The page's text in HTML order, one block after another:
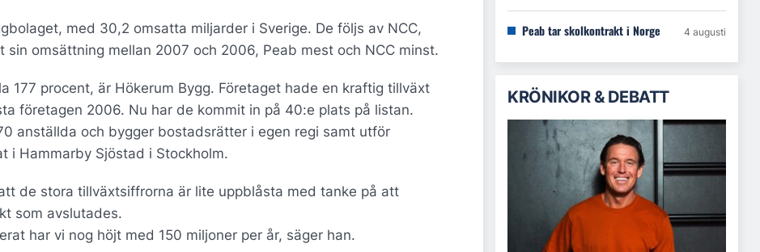
med 30,2 omsatta miljarder i Sverige. De följs av NCC,
omsättning mellan 2007 och 2006, Peab mest och NCC minst.
177 procent, är Hökerum Bygg. Företaget hade en kraftig tillväxt
företagen 2006. Nu har de kommit in på 40:e plats på listan.
anställda och bygger bostadsrätter i egen regi samt utför
i Hammarby Sjöstad i Stockholm.
de stora tillväxtsiffrorna är lite uppblåsta med tanke på att
som avslutades.
har vi nog höjt med 150 miljoner per år, säger han.
Peab tar skolkontrakt i Norge 4 augusti
KRÖNIKOR & DEBATT